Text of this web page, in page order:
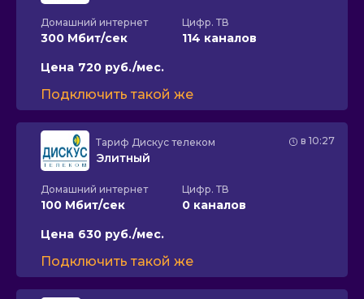
Домашний интернет
300 Мбит/сек
Цифр. ТВ
114 каналов
Цена 720 руб./мес.
Подключить такой же
в 10:27
Тариф Дискус телеком
Элитный
Домашний интернет
100 Мбит/сек
Цифр. ТВ
0 каналов
Цена 630 руб./мес.
Подключить такой же